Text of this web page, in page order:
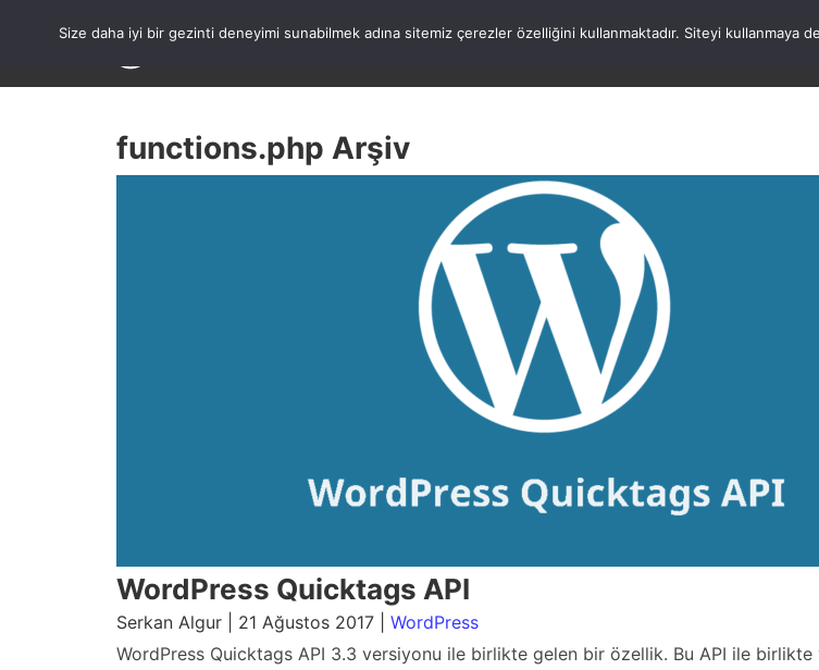
ANASAYFA WORDPRESS
functions.php Arşiv
WordPress Quicktags API
Serkan Algur | 21 Ağustos 2017 | WordPress
WordPress Quicktags API 3.3 versiyonu ile birlikte gelen bir özellik. Bu API ile birlikte
Size daha iyi bir gezinti deneyimi sunabilmek adına sitemiz çerezler özelliğini kullanmaktadır. Siteyi kullanmaya